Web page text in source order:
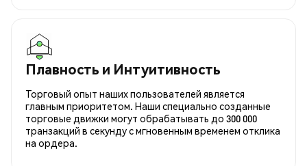
Плавность и Интуитивность
Торговый опыт наших пользователей является
главным приоритетом. Наши специально созданные
торговые движки могут обрабатывать до 300 000
транзакций в секунду с мгновенным временем отклика
на ордера.